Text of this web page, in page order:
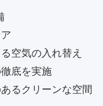
空気の入れ替え
底を実施
るクリーンな空間